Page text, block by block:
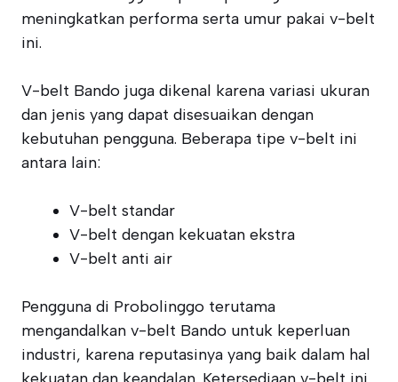
meningkatkan performa serta umur pakai v-belt
ini.
V-belt Bando juga dikenal karena variasi ukuran
dan jenis yang dapat disesuaikan dengan
kebutuhan pengguna. Beberapa tipe v-belt ini
antara lain:
V-belt standar
V-belt dengan kekuatan ekstra
V-belt anti air
Pengguna di Probolinggo terutama
mengandalkan v-belt Bando untuk keperluan
industri, karena reputasinya yang baik dalam hal